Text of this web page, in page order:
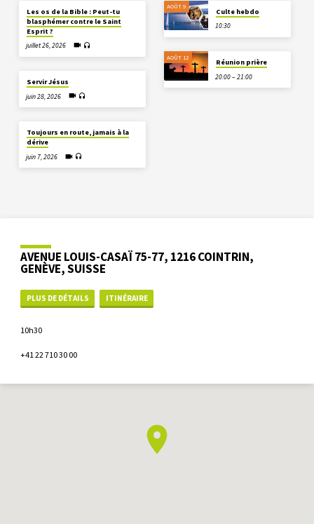
Les os de la Bible : Peut-tu
blasphémer contre le Saint
Esprit ?
juillet 26, 2026
Servir Jésus
juin 28, 2026
Toujours en route, jamais à la
dérive
juin 7, 2026
AOÛT 9
Culte hebdo
10:30
AOÛT 12
Réunion prière
20:00 – 21:00
AVENUE LOUIS-CASAÏ 75-77, 1216 COINTRIN,
GENÈVE, SUISSE
PLUS DE DÉTAILS ITINÉRAIRE
10h30
+41 22 710 30 00